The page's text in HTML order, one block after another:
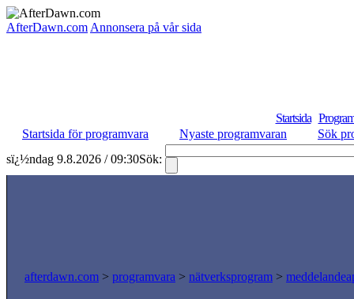
AfterDawn.com Annonsera på vår sida
Startsida
Startsida för programvara
Nyaste programvaran
Sök
sï¿½ndag 9.8.2026 / 09:30Sök:
afterdawn.com > programvara > nätverksprogram >